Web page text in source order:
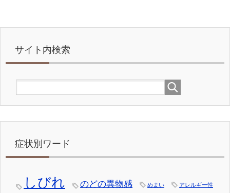
サイト内検索
症状別ワード
しびれ のどの異物感 めまい アレルギー性